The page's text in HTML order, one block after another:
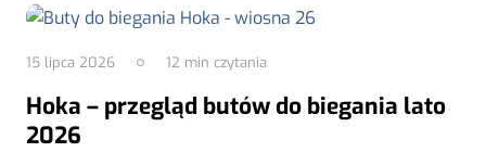
15 lipca 2026 12 min czytania
Hoka – przegląd butów do biegania lato
2026